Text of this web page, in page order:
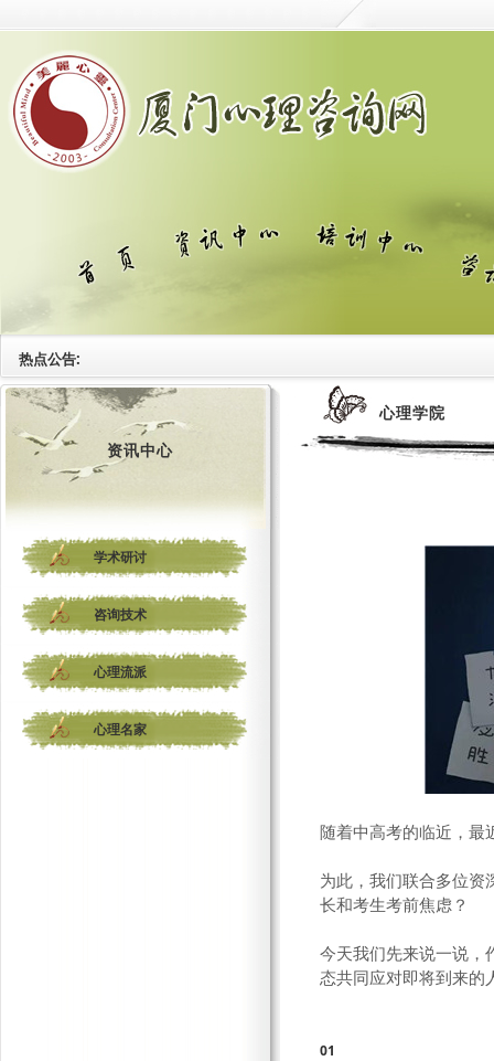
热点公告:
资讯中心
学术研讨
咨询技术
心理流派
心理名家
心理学院
随着中高考的临近，最
为此，我们联合多位资
长和考生考前焦虑？
今天我们先来说一说，
态共同应对即将到来的
01